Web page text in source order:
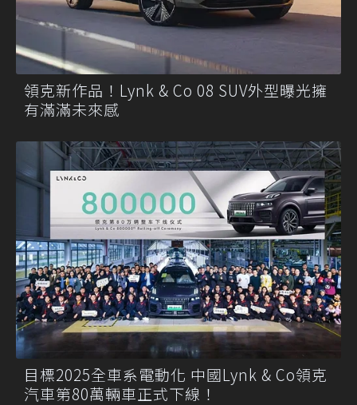
領克新作品！Lynk & Co 08 SUV外型曝光擁
有滿滿未來感
目標2025全車系電動化 中國Lynk & Co領克
汽車第80萬輛車正式下線！